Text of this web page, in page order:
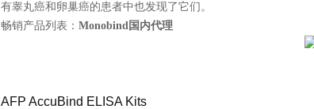
有睾丸癌和卵巢癌的患者中也发现了它们。
畅销产品列表： Monobind国内代理
AFP AccuBind ELISA Kits